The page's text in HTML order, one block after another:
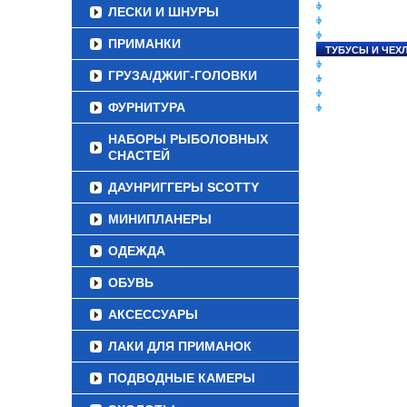
ЛЕСКИ И ШНУРЫ
ПРИМАНКИ
ГРУЗА/ДЖИГ-ГОЛОВКИ
ФУРНИТУРА
НАБОРЫ РЫБОЛОВНЫХ
СНАСТЕЙ
ДАУНРИГГЕРЫ SCOTTY
МИНИПЛАНЕРЫ
ОДЕЖДА
ОБУВЬ
АКСЕССУАРЫ
ЛАКИ ДЛЯ ПРИМАНОК
ПОДВОДНЫЕ КАМЕРЫ
ТУБУСЫ И